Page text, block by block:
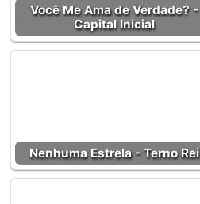
Você Me Ama de Verdade? -
Capital Inicial
Nenhuma Estrela - Terno Rei